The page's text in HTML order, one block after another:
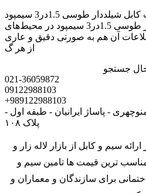
فروش سیم و کابل قیمت کابل شیلددار طوسی 1.5در3 سیمپود
فروش اینترنتی کابل شیلددار طوسی 1.5در3 سیمپود در محیط‌های
آن‌ هم به صورتی دقیق و عاری
از هر گ
جستجو
021-36059872
09122988103
+989122988103
- پاساژ ایرانیان - طبقه اول -
پلاک ۱۰۸
سیم و کابل از بازار لاله زار و
مناسب ترین قیمت ها تامین سیم و
برای سازندگان و معماران و